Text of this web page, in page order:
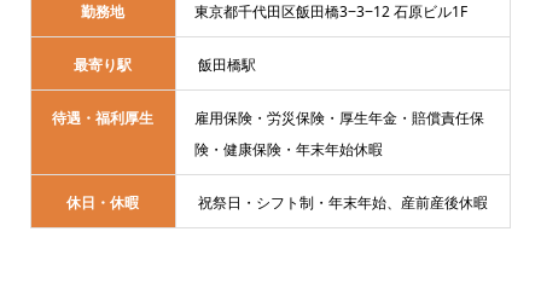
勤務地 東京都千代田区飯田橋3−3−12 石原ビル1F
最寄り駅 飯田橋駅
待遇・福利厚生
雇用保険・労災保険・厚生年金・賠償責任保
険・健康保険・年末年始休暇
休日・休暇 祝祭日・シフト制・年末年始、産前産後休暇